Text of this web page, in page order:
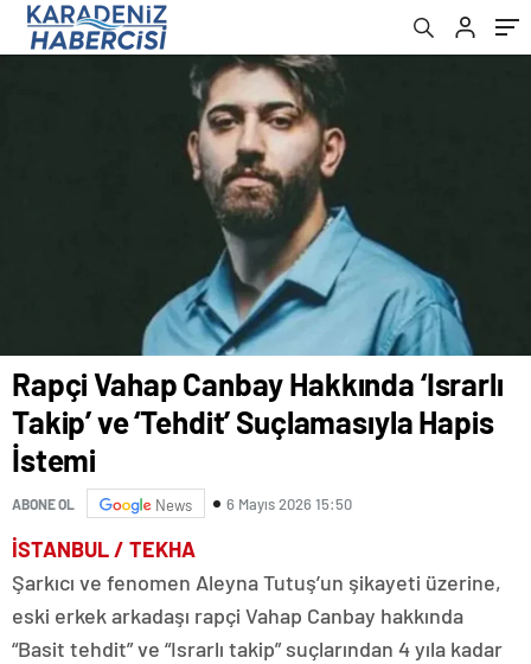
Rapçi Vahap Canbay Hakkında ‘Israrlı
Takip’ ve ‘Tehdit’ Suçlamasıyla Hapis
İstemi
ABONE OL News 6 Mayıs 2026 15:50
İSTANBUL / TEKHA
Şarkıcı ve fenomen Aleyna Tutuş’un şikayeti üzerine,
eski erkek arkadaşı rapçi Vahap Canbay hakkında
“Basit tehdit” ve “Israrlı takip” suçlarından 4 yıla kadar